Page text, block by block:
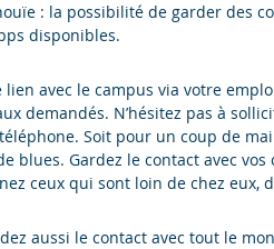
: la possibilité de garder des
disponibles.
lien avec le campus via votre
demandés. N’hésitez pas à
Soit pour un coup de
blues. Gardez le contact avec
ceux qui sont loin de chez eux,
aussi le contact avec tout le